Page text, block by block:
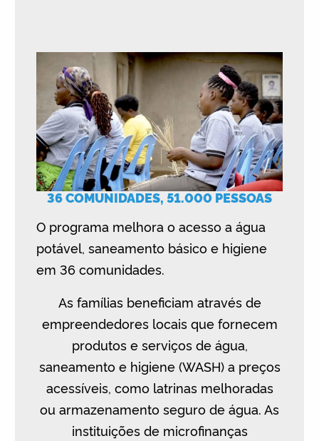
36 COMUNIDADES, 51.000 PESSOAS
O programa melhora o acesso a água
potável, saneamento básico e higiene
em 36 comunidades.
As famílias beneficiam através de
empreendedores locais que fornecem
produtos e serviços de água,
saneamento e higiene (WASH) a preços
acessíveis, como latrinas melhoradas
ou armazenamento seguro de água. As
instituições de microfinanças